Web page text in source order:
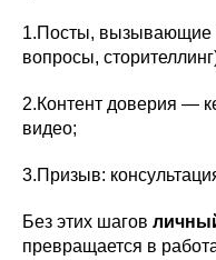
1.Посты, вызывающие
вопросы,
2.Контент доверия —
видео;
3.Призыв:
Без этих шагов
превращается в